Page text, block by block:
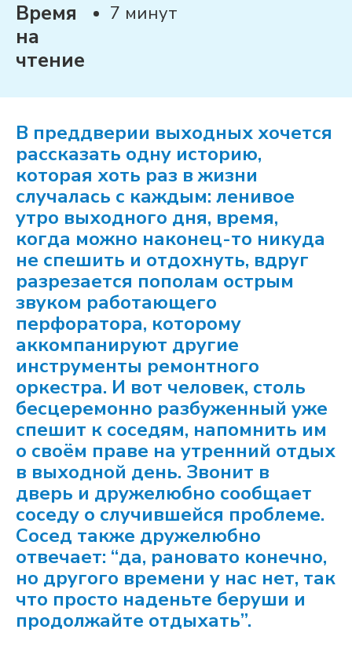
Время
на
чтение
7 минут
В преддверии выходных хочется
рассказать одну историю,
которая хоть раз в жизни
случалась с каждым: ленивое
утро выходного дня, время,
когда можно наконец-то никуда
не спешить и отдохнуть, вдруг
разрезается пополам острым
звуком работающего
перфоратора, которому
аккомпанируют другие
инструменты ремонтного
оркестра. И вот человек, столь
бесцеремонно разбуженный уже
спешит к соседям, напомнить им
о своём праве на утренний отдых
в выходной день. Звонит в
дверь и дружелюбно сообщает
соседу о случившейся проблеме.
Сосед также дружелюбно
отвечает: “да, рановато конечно,
но другого времени у нас нет, так
что просто наденьте беруши и
продолжайте отдыхать”.